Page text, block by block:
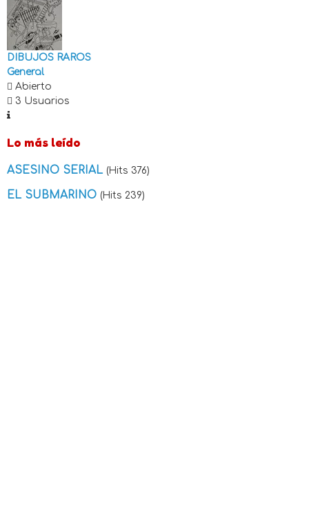
DIBUJOS RAROS
General
Abierto
3 Usuarios
Lo más leído
ASESINO SERIAL (Hits 376)
EL SUBMARINO (Hits 239)